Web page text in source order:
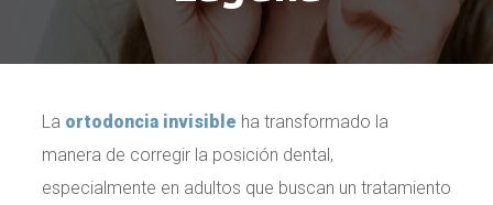
La ortodoncia invisible ha transformado la
manera de corregir la posición dental,
especialmente en adultos que buscan un tratamiento